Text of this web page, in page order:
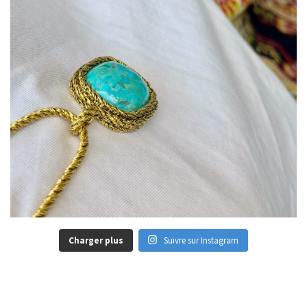
Charger plus Suivre sur Instagram